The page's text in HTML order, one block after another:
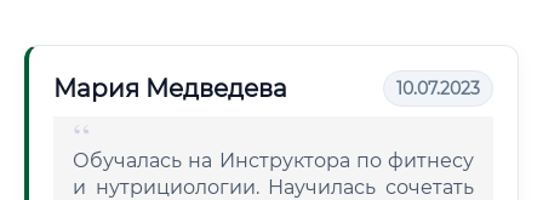
Мария Медведева 10.07.2023
Обучалась на Инструктора по фитнесу
и нутрициологии. Научилась сочетать